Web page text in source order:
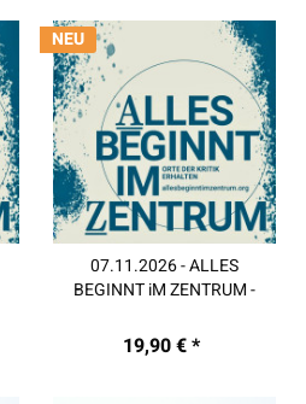
NEU
07.11.2026 - ALLES
BEGINNT iM ZENTRUM -
19,90 € *